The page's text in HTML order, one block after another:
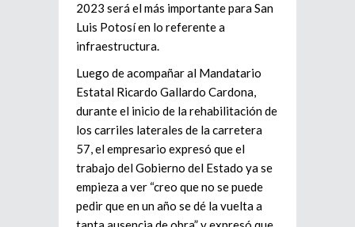
2023 será el más importante para San
Luis Potosí en lo referente a
infraestructura.
Luego de acompañar al Mandatario
Estatal Ricardo Gallardo Cardona,
durante el inicio de la rehabilitación de
los carriles laterales de la carretera
57, el empresario expresó que el
trabajo del Gobierno del Estado ya se
empieza a ver “creo que no se puede
pedir que en un año se dé la vuelta a